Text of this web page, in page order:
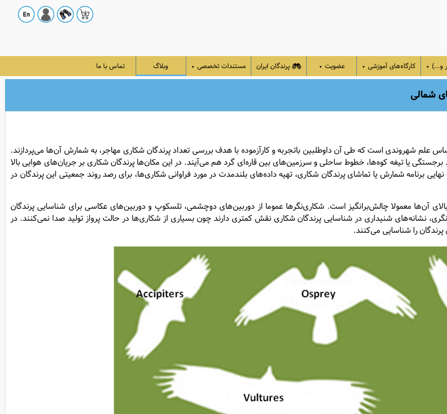
و...) ▼ کارگاه‌های آموزشی ▼ عضویت ▼ پرندگان ایران مستندات تخصصی ▼ وبلاگ تماس با ما
شمالی
علم شهروندی است که طی آن داوطلبین باتجربه و کارآزموده با هدف بررسی تعداد پرندگان شکاری مهاجر، به شمارش آن‌ها می‌پردازند.
یا تیغه کوه‌ها، خطوط ساحلی و سرزمین‌های بین قاره‌ای گرد هم می‌آیند. در این مکان‌ها پرندگان شکاری بر جریان‌های هوایی بالا
برنامه شمارش یا تماشای پرندگان شکاری، تهیه داده‌های بلندمدت در مورد فراوانی شکاری‌ها، برای رصد روند جمعیتی این پرندگان در
آن‌ها معمولا چالش‌برانگیز است. شکاری‌نگرها عموما از دوربین‌های دوچشمی، تلسکوپ و دوربین‌های عکاسی برای شناسایی پرندگان
نشانه‌های شنیداری در شناسایی پرندگان شکاری نقش کمتری دارند چون بسیاری از شکاری‌ها در حالت پرواز تولید صدا نمی‌کنند. در
را شناسایی می‌کنند.